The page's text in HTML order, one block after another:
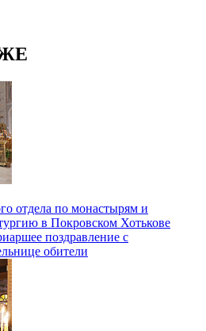
отдела по монастырям и
в Покровском Хотькове
поздравление с
обители